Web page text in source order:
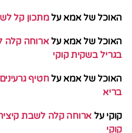
האוכל של אמא עלמתכון קל
האוכל של אמא עלארוחה קלה
בגריל בשקית קוקי
האוכל של אמא עלחטיף
בריא
קוקי על ארוחה קלה לשבת
קוקי